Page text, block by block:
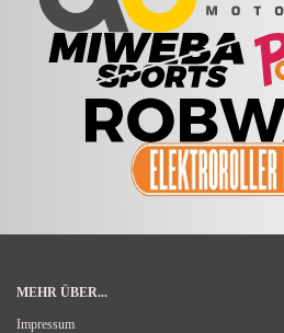
MEHR ÜBER...
Impressum